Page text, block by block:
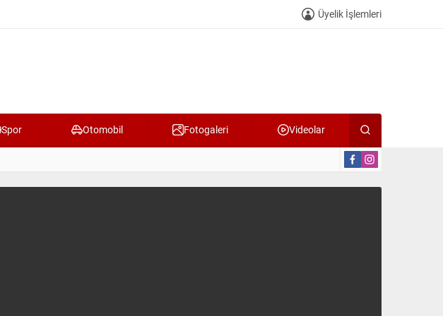
Üyelik İşlemleri
Spor Otomobil Fotogaleri Videolar